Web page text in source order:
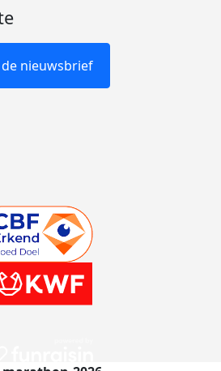
nieuwsbrief